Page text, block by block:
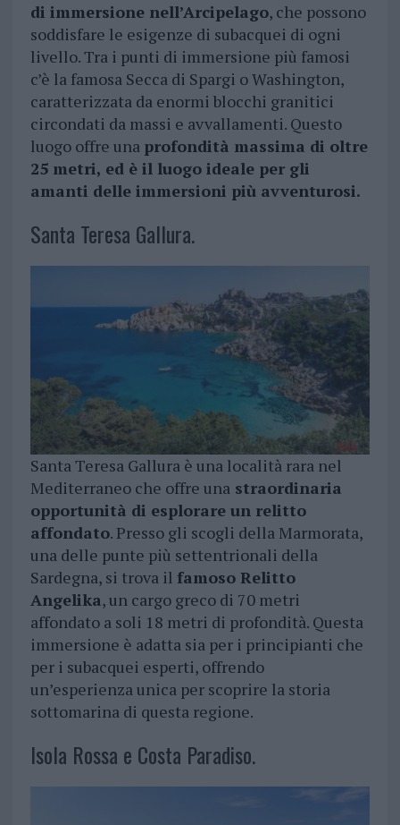
di immersione nell’Arcipelago, che possono
soddisfare le esigenze di subacquei di ogni
livello. Tra i punti di immersione più famosi
c’è la famosa Secca di Spargi o Washington,
caratterizzata da enormi blocchi granitici
circondati da massi e avvallamenti. Questo
luogo offre una profondità massima di oltre
25 metri, ed è il luogo ideale per gli
amanti delle immersioni più avventurosi.
Santa Teresa Gallura.
Santa Teresa Gallura è una località rara nel
Mediterraneo che offre una straordinaria
opportunità di esplorare un relitto
affondato. Presso gli scogli della Marmorata,
una delle punte più settentrionali della
Sardegna, si trova il famoso Relitto
Angelika, un cargo greco di 70 metri
affondato a soli 18 metri di profondità. Questa
immersione è adatta sia per i principianti che
per i subacquei esperti, offrendo
un’esperienza unica per scoprire la storia
sottomarina di questa regione.
Isola Rossa e Costa Paradiso.